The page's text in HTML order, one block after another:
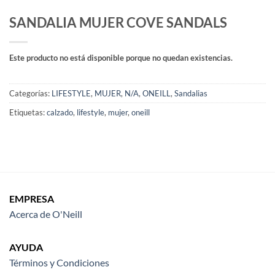
SANDALIA MUJER COVE SANDALS
Este producto no está disponible porque no quedan existencias.
Categorías: LIFESTYLE, MUJER, N/A, ONEILL , Sandalias
Etiquetas:calzado, lifestyle, mujer, oneill
EMPRESA
Acerca de O'Neill
AYUDA
Términos y Condiciones